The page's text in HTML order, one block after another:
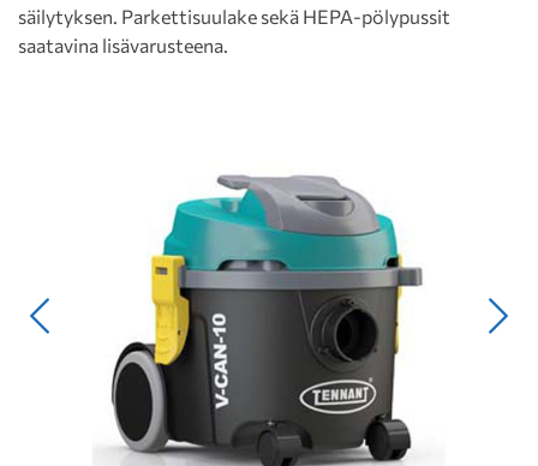
säilytyksen. Parkettisuulake sekä HEPA-pölypussit
saatavina lisävarusteena.
Edellinen